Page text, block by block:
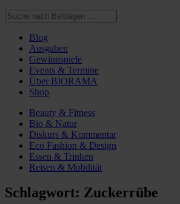
Blog
Ausgaben
Gewinnspiele
Events & Termine
Über BIORAMA
Shop
Beauty & Fitness
Bio & Natur
Diskurs & Kommentar
Eco Fashion & Design
Essen & Trinken
Reisen & Mobilität
Schlagwort: Zuckerrübe